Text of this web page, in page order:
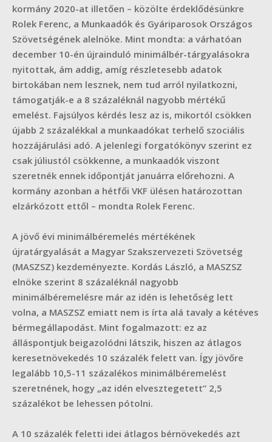
kormány 2020-at illetően – közölte érdeklődésünkre
Rolek Ferenc, a Munkaadók és Gyáriparosok Országos
Szövetségének alelnöke. Mint mondta: a várhatóan
december 10-én újrainduló minimálbér-tárgyalásokra
nyitottak, ám addig, amíg részletesebb adatok
birtokában nem lesznek, nem tud arról nyilatkozni,
támogatják-e a 8 százaléknál nagyobb mértékű
emelést. Fajsúlyos kérdés lesz az is, mikortól csökken
újabb 2 százalékkal a munkaadókat terhelő szociális
hozzájárulási adó. A jelenlegi forgatókönyv szerint ez
csak júliustól csökkenne, a munkaadók viszont
szeretnék ennek időpontját januárra előrehozni. A
kormány azonban a hétfői VKF ülésen határozottan
elzárkózott ettől – mondta Rolek Ferenc.
A jövő évi minimálbéremelés mértékének
újratárgyalását a Magyar Szakszervezeti Szövetség
(MASZSZ) kezdeményezte. Kordás László, a MASZSZ
elnöke szerint 8 százaléknál nagyobb
minimálbéremelésre már az idén is lehetőség lett
volna, a MASZSZ emiatt nem is írta alá tavaly a kétéves
bérmegállapodást. Mint fogalmazott: ez az
álláspontjuk beigazolódni látszik, hiszen az átlagos
keresetnövekedés 10 százalék felett van. Így jövőre
legalább 10,5-11 százalékos minimálbéremelést
szeretnének, hogy „az idén elvesztegetett” 2,5
százalékot be lehessen pótolni.
A 10 százalék feletti idei átlagos bérnövekedés azt